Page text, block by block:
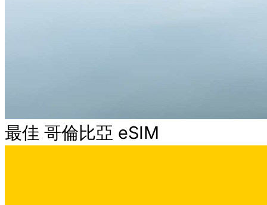
最佳 哥倫比亞 eSIM